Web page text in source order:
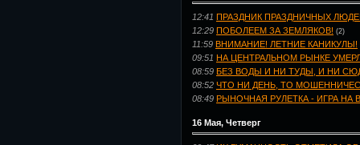
12:41 ПРАЗДНИК ПРАЗДНИЧНЫХ
12:29 ПОБОЛЕЕМ ЗА ЗЕМЛЯКОВ! (2)
11:59 ВНИМАНИЕ! ЛЕТНИЕ КАНИКУЛЫ!
09:51 НА ЦЕНТРАЛЬНОМ РЫНКЕ
08:59 БЕЗ ВОДЫ И НИ ТУДЫ, И НИ
08:52 ЧТО НИ ДЕНЬ, ТО
08:49 РЫНОЧНАЯ РУЛЕТКА - ИГРА НА
16 Мая, Четверг